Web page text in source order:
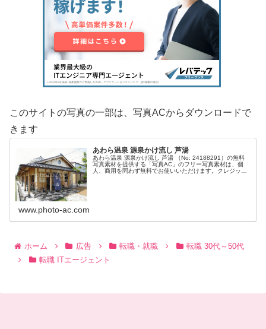
このサイトの写真の一部は、写真ACからダウンロードで
きます
あわら温泉 源泉かけ流し 芦湯
あわら温泉 源泉かけ流し 芦湯 （No: 24188291）の無料
写真素材を提供する「写真AC」のフリー写真素材は、個
人、商用を問わず無料でお使いいただけます。クレジット
www.photo-ac.com
ホーム 広告 転職・就職
転職 30代～50代
転職 ITエージェント